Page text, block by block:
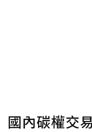
國內碳權交